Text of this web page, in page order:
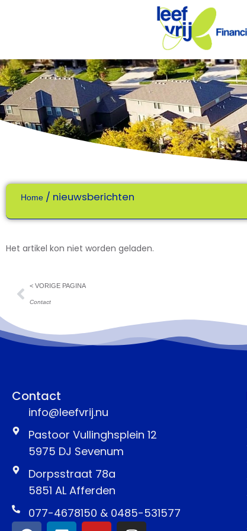
Home / nieuwsberichten
Het artikel kon niet worden geladen.
< VORIGE PAGINA
Contact
Contact
info@leefvrij.nu
Pastoor Vullinghsplein 12
5975 DJ Sevenum
Dorpsstraat 78a
5851 AL Afferden
077-4678150 & 0485-531577